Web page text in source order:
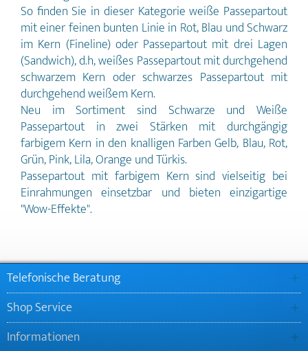
einem Außenmaß von 80 x 120 cm
online bestellt werden. Passepartout
mit der Kernfarbe Schwarz sind ph-
neutral und eignen sich besonders für
effektvolle Einrahmungen.
So finden Sie in dieser Kategorie weiße Passepartout
mit einer feinen bunten Linie in Rot, Blau und Schwarz
im Kern (Fineline) oder Passepartout mit drei Lagen
(Sandwich), d.h, weißes Passepartout mit durchgehend
schwarzem Kern oder schwarzes Passepartout mit
durchgehend weißem Kern.
Neu im Sortiment sind Schwarze und Weiße
Passepartout in zwei Stärken mit durchgängig
farbigem Kern in den knalligen Farben Gelb, Blau, Rot,
Grün, Pink, Lila, Orange und Türkis.
Passepartout mit farbigem Kern sind vielseitig bei
Einrahmungen einsetzbar und bieten einzigartige
"Wow-Effekte".
Telefonische Beratung
Shop Service
Informationen